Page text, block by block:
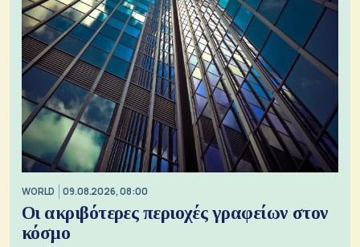
WORLD 09.08.2026, 08:00
Οι ακριβότερες περιοχές γραφείων στον
κόσμο